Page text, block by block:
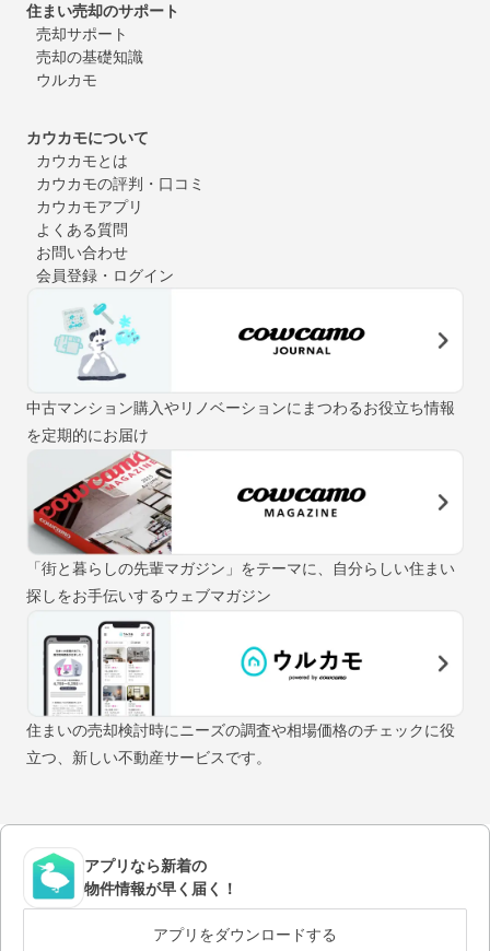
住まい売却のサポート
売却サポート
売却の基礎知識
ウルカモ
カウカモについて
カウカモとは
カウカモの評判・口コミ
カウカモアプリ
よくある質問
お問い合わせ
会員登録・ログイン
中古マンション購入やリノベーションにまつわるお役立ち情報
を定期的にお届け
「街と暮らしの先輩マガジン」をテーマに、自分らしい住まい
探しをお手伝いするウェブマガジン
住まいの売却検討時にニーズの調査や相場価格のチェックに役
立つ、新しい不動産サービスです。
アプリなら新着の
物件情報が早く届く！
アプリをダウンロードする